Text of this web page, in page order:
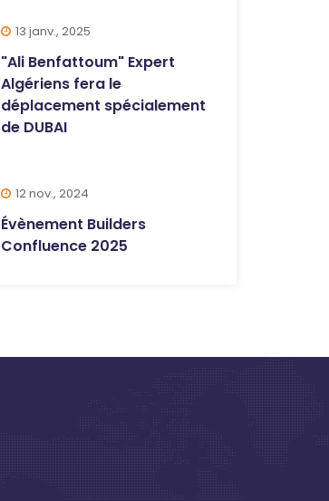
13 janv., 2025
"Ali Benfattoum" Expert
Algériens fera le
déplacement spécialement
de DUBAI
12 nov., 2024
Évènement Builders
Confluence 2025